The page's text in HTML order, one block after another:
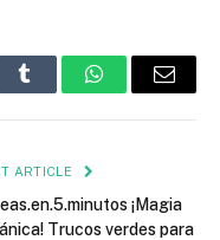
Tumblr WhatsAppEmail
ARTICLE
¡Magia
Trucos verdes para